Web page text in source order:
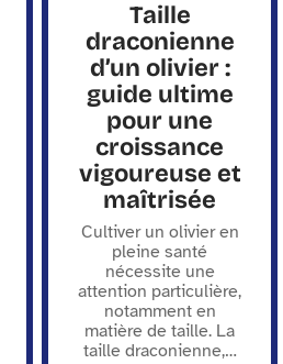
Taille
draconienne
d’un olivier :
guide ultime
pour une
croissance
vigoureuse et
maîtrisée
Cultiver un olivier en
pleine santé
nécessite une
attention particulière,
notamment en
matière de taille. La
taille draconienne,…